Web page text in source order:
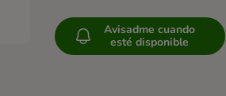
Avisadme cuando
esté disponible